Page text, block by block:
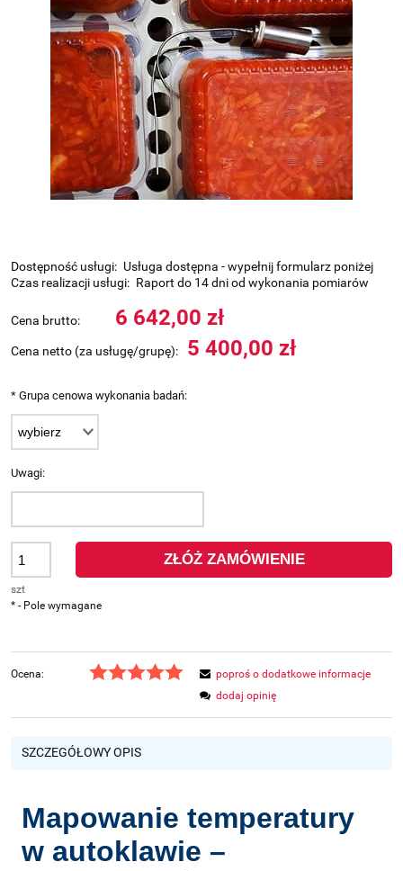
Dostępność usługi: Usługa dostępna - wypełnij formularz poniżej
Czas realizacji usługi: Raport do 14 dni od wykonania pomiarów
Cena brutto: 6 642,00 zł
Cena netto (za usługę/grupę): 5 400,00 zł
* Grupa cenowa wykonania badań:
Uwagi:
szt
ZŁÓŻ ZAMÓWIENIE
* - Pole wymagane
Ocena:
poproś o dodatkowe informacje
dodaj opinię
SZCZEGÓŁOWY OPIS
Mapowanie temperatury
w autoklawie –